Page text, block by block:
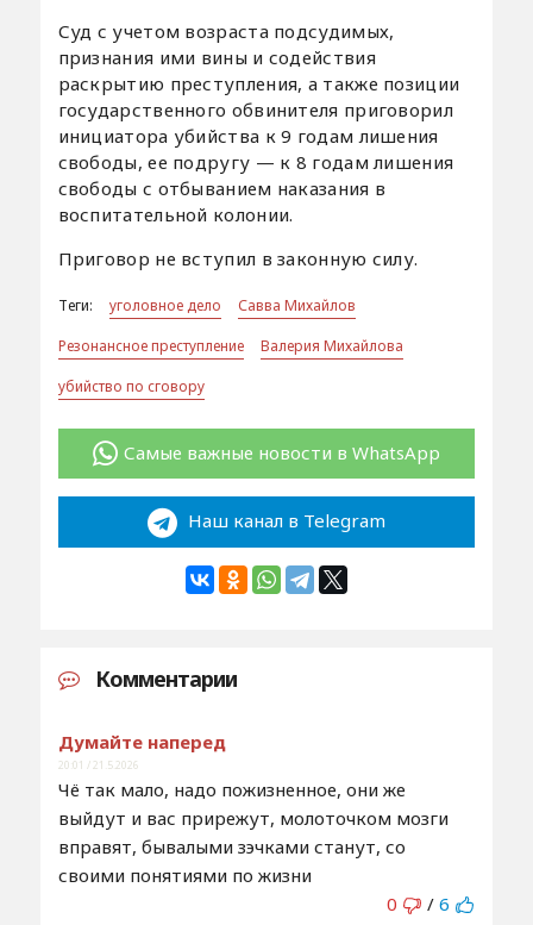
Суд с учетом возраста подсудимых,
признания ими вины и содействия
раскрытию преступления, а также позиции
государственного обвинителя приговорил
инициатора убийства к 9 годам лишения
свободы, ее подругу — к 8 годам лишения
свободы с отбыванием наказания в
воспитательной колонии.
Приговор не вступил в законную силу.
Теги: уголовное дело
Савва Михайлов
Резонансное преступление
Валерия Михайлова
убийство по сговору
Самые важные новости в WhatsApp
Наш канал в Telegram
Комментарии
Думайте наперед
20:01 / 21.5.2026
Чё так мало, надо пожизненное, они же
выйдут и вас прирежут, молоточком мозги
вправят, бывалыми зэчками станут, со
своими понятиями по жизни
0
/ 6